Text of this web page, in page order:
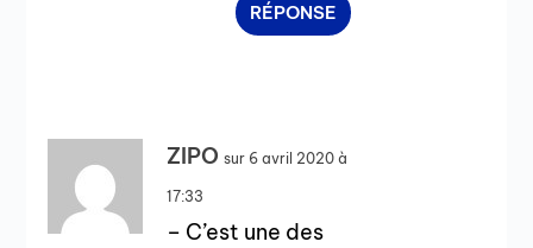
RÉPONSE
ZIPO sur 6 avril 2020 à
17:33
– C’est une des